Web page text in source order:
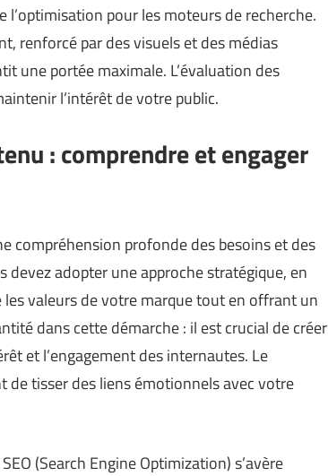
pour les moteurs de recherche.
renforcé par des visuels et des médias
une portée maximale. L’évaluation des
l’intérêt de votre public.
: comprendre et engager
compréhension profonde des besoins et des
devez adopter une approche stratégique, en
valeurs de votre marque tout en offrant un
dans cette démarche : il est crucial de créer
et l’engagement des internautes. Le
tisser des liens émotionnels avec votre
(Search Engine Optimization) s’avère